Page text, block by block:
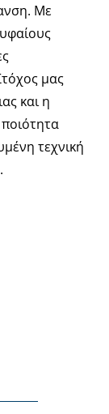
Με
μας
και η
τεχνική